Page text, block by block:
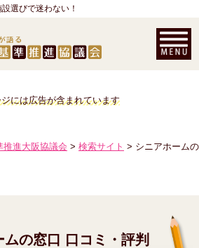
選びで迷わない！
には広告が含まれています
推進大阪協議会 > 検索サイト > シニアホームの
ムの窓口 口コミ・評判